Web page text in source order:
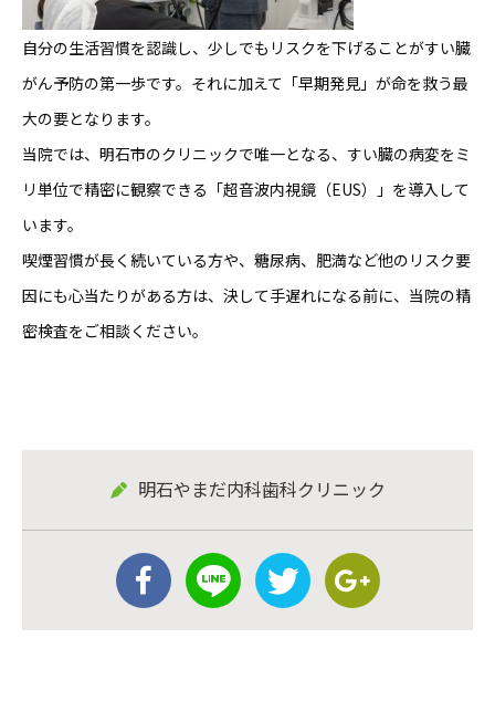
自分の生活習慣を認識し、少しでもリスクを下げることがすい臓
がん予防の第一歩です。それに加えて「早期発見」が命を救う最
大の要となります。
当院では、明石市のクリニックで唯一となる、すい臓の病変をミ
リ単位で精密に観察できる「超音波内視鏡（EUS）」を導入して
います。
喫煙習慣が長く続いている方や、糖尿病、肥満など他のリスク要
因にも心当たりがある方は、決して手遅れになる前に、当院の精
密検査をご相談ください。
明石やまだ内科歯科クリニック